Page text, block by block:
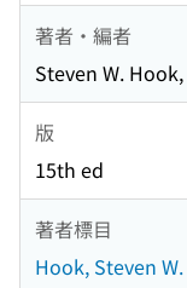
著者・編者
Steven W.
版
15th ed
著者標目
Hook, Steven W.